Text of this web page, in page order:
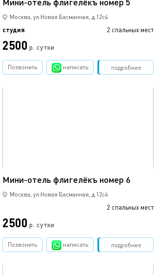
Москва, ул.Новая Басманная, д.12с4
студия 2 спальных мест
2500 р. сутки
подробнее
Позвонить написать Забронировать
Мини-отель флигелёкъ номер 6
Москва, ул.Новая Басманная, д.12с4
2 спальных мест
2500 р. сутки
подробнее
Позвонить написать Забронировать